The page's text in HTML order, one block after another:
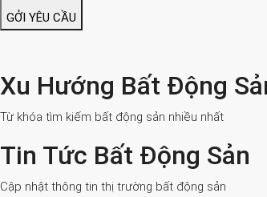
GỞI YÊU CẦU
Xu Hướng Bất Động
Từ khóa tìm kiếm bất động sản nhiều nhất
Tin Tức Bất Động Sản
Cập nhật thông tin thị trường bất động sản